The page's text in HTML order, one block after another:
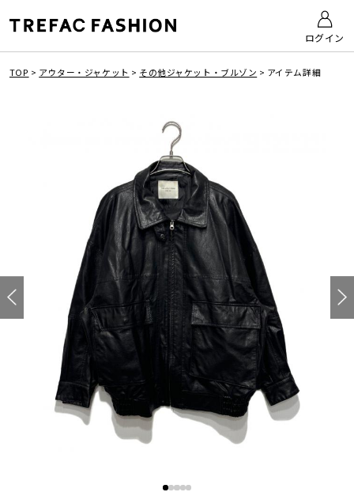
ログイン
TOP > アウター・ジャケット > その他ジャケット・ブルゾン > アイテム詳細